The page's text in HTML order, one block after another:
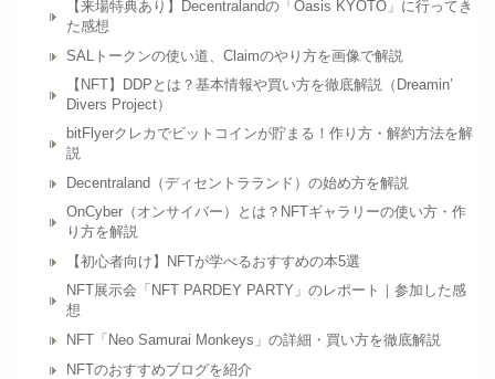
【来場特典あり】Decentralandの「Oasis KYOTO」に行ってき
た感想
SALトークンの使い道、Claimのやり方を画像で解説
【NFT】DDPとは？基本情報や買い方を徹底解説（Dreamin’
Divers Project）
bitFlyerクレカでビットコインが貯まる！作り方・解約方法を解
説
Decentraland（ディセントラランド）の始め方を解説
OnCyber（オンサイバー）とは？NFTギャラリーの使い方・作
り方を解説
【初心者向け】NFTが学べるおすすめの本5選
NFT展示会「NFT PARDEY PARTY」のレポート｜参加した感
想
NFT「Neo Samurai Monkeys」の詳細・買い方を徹底解説
NFTのおすすめブログを紹介